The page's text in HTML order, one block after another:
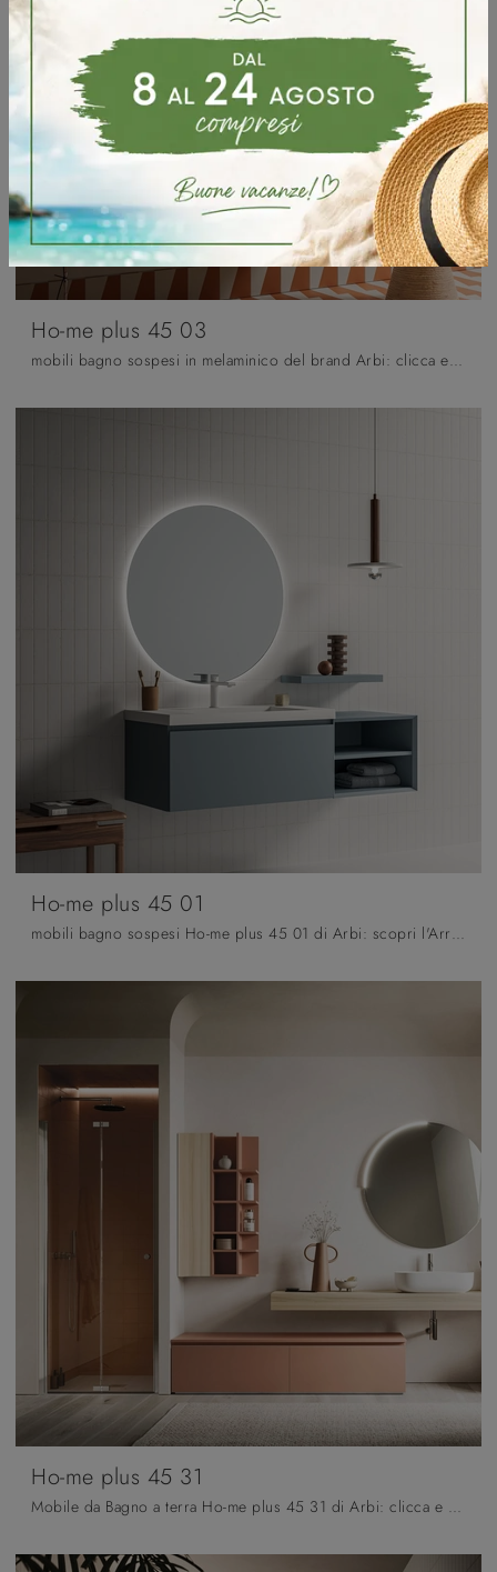
Ho-me plus 45 03
mobili bagno sospesi in melaminico del brand Arbi: clicca e scopri l'arredo bagno moderno Ho-me plus 45 03 per la stanza del benessere.
Ho-me plus 45 01
mobili bagno sospesi Ho-me plus 45 01 di Arbi: scopri l'Arredo Bagno in melaminico moderno e arreda il tuo bagno.
Ho-me plus 45 31
Mobile da Bagno a terra Ho-me plus 45 31 di Arbi: clicca e ottieni informazioni su mobili bagno a terra in melaminico e elementi accessori ...